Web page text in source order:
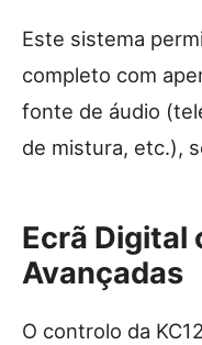
Este sistema
completo com
fonte de áudio
de mistura, etc.),
Ecrã Digital
Avançadas
O controlo da